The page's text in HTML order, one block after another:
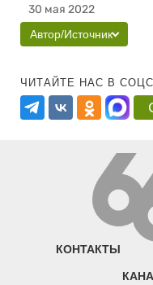
30 мая 2022
Автор/Источник
ЧИТАЙТЕ НАС В
КОНТАКТЫ